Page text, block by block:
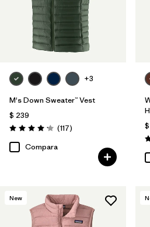
+3
M's Down Sweater™ Vest
$ 239
Valoración: 4.2 / 5
(117Comentarios
)
Compara
New